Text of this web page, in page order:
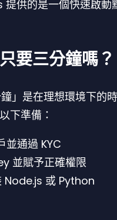
提供的是一個快速啟動
要三分鐘嗎？
」是在理想環境下的時
下準備：
通過 KYC
並賦予正確權限
Node.js 或 Python